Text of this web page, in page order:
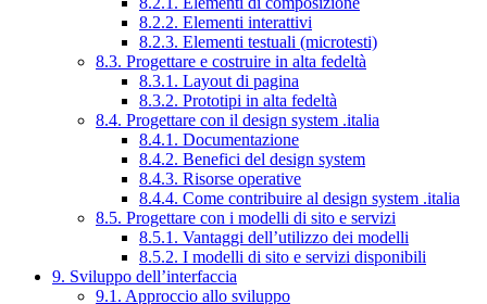
8.2.2. Elementi interattivi
8.2.3. Elementi testuali (microtesti)
8.3. Progettare e costruire in alta fedeltà
8.3.1. Layout di pagina
8.3.2. Prototipi in alta fedeltà
8.4. Progettare con il design system .italia
8.4.1. Documentazione
8.4.2. Benefici del design system
8.4.3. Risorse operative
8.4.4. Come contribuire al design system .italia
8.5. Progettare con i modelli di sito e servizi
8.5.1. Vantaggi dell’utilizzo dei modelli
8.5.2. I modelli di sito e servizi disponibili
9. Sviluppo dell’interfaccia
9.1. Approccio allo sviluppo